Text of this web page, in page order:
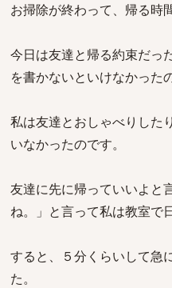
お掃除が終わって、帰る時
今日は友達と帰る約束だっ
を書かないといけなかった
私は友達とおしゃべりした
いなかったのです。
友達に先に帰っていいよと
ね。」と言って私は教室で
すると、５分くらいして急
た。